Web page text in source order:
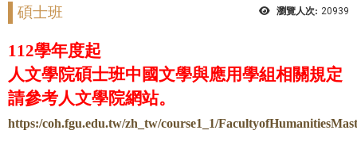
瀏覽人次: 20939
碩士班
112學年度起
人文學院碩士班中國文學與應用學組相關規定
請參考人文學院網站。
https:/coh.fgu.edu.tw/zh_tw/course1_1/